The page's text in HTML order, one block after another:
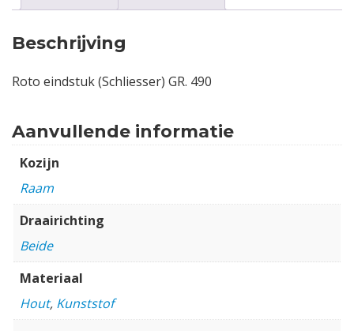
Beschrijving
Roto eindstuk (Schliesser) GR. 490
Aanvullende informatie
Kozijn
Raam
Draairichting
Beide
Materiaal
Hout, Kunststof